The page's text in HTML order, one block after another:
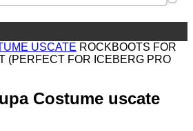
USCATE ROCKBOOTS FOR
(PERFECT FOR ICEBERG PRO
Costume uscate